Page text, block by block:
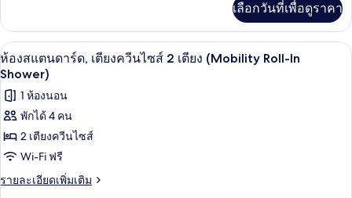
ควีน
ไซส์
2
เตียง
เกี่ยว
กับ
ห้อง
สแตนดาร์ด,
ควีน
ไซส์
เตียง
เลือกวันที่เพื่อดูราคา
เปิด
ภาพถ่าย
ทั้งหมด
ของ
ห้อง
สแตนดาร์ด,
เตียง
เครื่องนอนป้องกันสารก่อภูมิแพ้, ตู้นิร
5
ห้องสแตนดาร์ด, เตียงควีนไซส์ 2 เตียง (Mobility Roll-In
Shower)
1 ห้องนอน
พักได้ 4 คน
2 เตียงควีนไซส์
Wi-Fi ฟรี
รายละเอียดเพิ่มเติม
ราย